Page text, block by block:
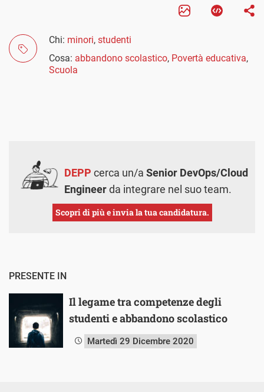
Chi: minori, studenti
Cosa: abbandono scolastico, Povertà educativa,
Scuola
DEPP cerca un/a Senior DevOps/Cloud
Engineerda integrare nel suo team.
Scopri di più e invia la tua candidatura.
PRESENTE IN
Il legame tra competenze degli
studenti e abbandono scolastico
Martedì 29 Dicembre 2020